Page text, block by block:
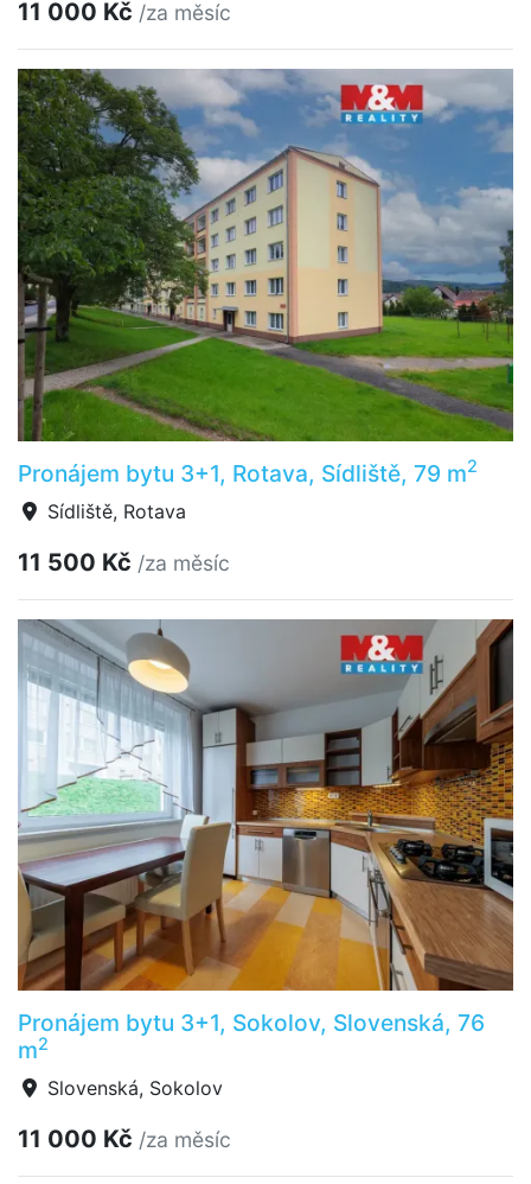
11 000 Kč /za měsíc
Pronájem bytu 3+1, Rotava, Sídliště, 79 m2
Sídliště, Rotava
11 500 Kč /za měsíc
Pronájem bytu 3+1, Sokolov, Slovenská, 76
m2
Slovenská, Sokolov
11 000 Kč /za měsíc